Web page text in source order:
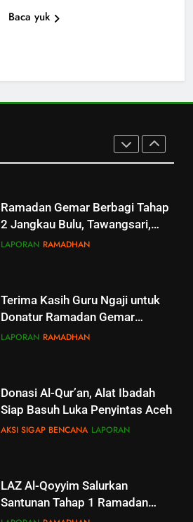
Baca yuk
dan Guru Ngaji LAZ Al Qoyyim
Ramadan Gemar Berbagi Tahap
2 Jangkau Bulu, Tawangsari,
Baki, Kartosuro
LAPORAN RAMADHAN
Terima Kasih Guru Ngaji untuk
Donatur Ramadan Gemar
Berbagi
LAPORAN RAMADHAN
Donasi Al-Qur’an, Alat Ibadah
Siap Basuh Luka Penyintas Aceh
AKSI SIGAP BENCANA LAPORAN
LAZ Al-Qoyyim Salurkan
Santunan Tahap 1 Ramadan
Tahsin Griya Tahfidz Al-Qoyyim:
Semangat Bapak-Bapak